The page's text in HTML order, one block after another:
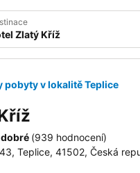
pobyty v lokalitě Teplice
(939 hodnocení)
Teplice, 41502, Česká